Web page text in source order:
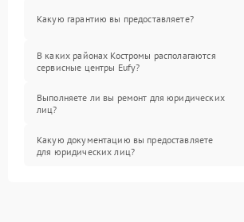
Какую гарантию вы предоставляете?
В каких районах Костромы располагаются
сервисные центры Eufy?
Выполняете ли вы ремонт для юридических
лиц?
Какую документацию вы предоставляете
для юридических лиц?